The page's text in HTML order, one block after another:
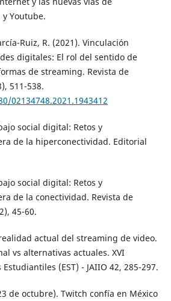
Youtube.
Ruiz, R. (2021). Vinculación
digitales: El rol del sentido de
de streaming. Revista de
511-538.
02134748.2021.1943412
social digital: Retos y
de la hiperconectividad. Editorial
social digital: Retos y
de la conectividad. Revista de
45-60.
actual del streaming de video.
vs alternativas actuales. XVI
(EST) - JAIIO 42, 285-297.
de octubre). Twitch confía en México